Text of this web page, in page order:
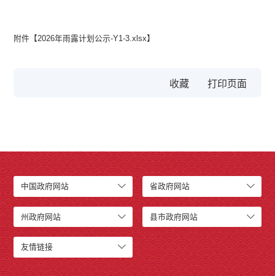
附件【2026年雨露计划公示-Y1-3.xlsx】
收藏
中国政府网站 省政府网站
州政府网站 县市政府网站
友情链接